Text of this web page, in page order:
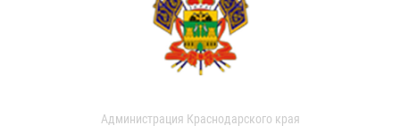
Администрация Краснодарского края